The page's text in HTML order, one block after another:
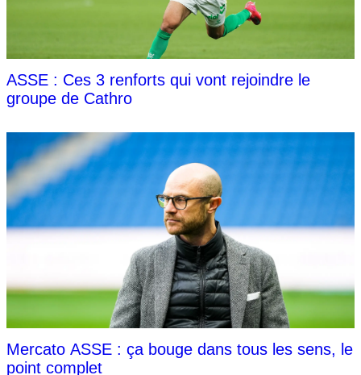
ASSE : Ces 3 renforts qui vont rejoindre le
groupe de Cathro
Mercato ASSE : ça bouge dans tous les sens, le
point complet